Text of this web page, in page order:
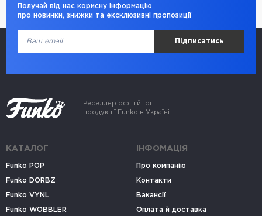
Получай від нас корисну інформацію
про новинки, знижки та ексклюзивні пропозиції
Підписатись
Реселлер офіційної
продукції Funko в Україні
КАТАЛОГ
Funko POP
Funko DORBZ
Funko VYNL
Funko WOBBLER
ІНФОМАЦІЯ
Про компанію
Контакти
Вакансії
Оплата й доставка